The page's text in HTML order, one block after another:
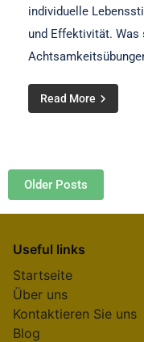
individuelle
und Effektivität. Was
Read More
Posts
Older Posts
Useful links
Startseite
Über uns
Kontaktieren Sie uns
Blog